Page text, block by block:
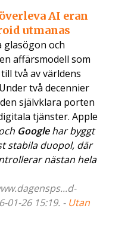
AI eran
utmanas
glasögon och
affärsmodell som
två av världens
två decennier
självklara porten
tjänster. Apple
Googlehar byggt
stabila duopol, där
nästan hela
01-26 15:19. - Utan